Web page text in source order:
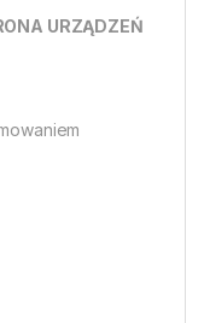
URZĄDZEŃ